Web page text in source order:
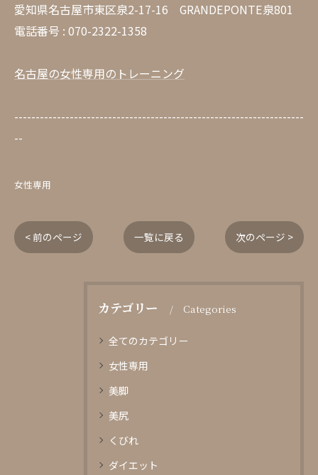
愛知県名古屋市東区泉2-17-16 GRANDEPONTE泉801
電話番号 : 070-2322-1358
名古屋の女性専用のトレーニング
--------------------------------------------------------------------
--
女性専用
< 前のページ 一覧に戻る 次のページ >
カテゴリー Categories
全てのカテゴリー
女性専用
美脚
美尻
くびれ
ダイエット